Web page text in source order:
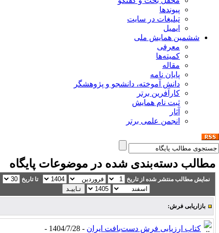
پیوندها
تبلیغات در سایت
ایمیل
ششمین همایش ملی
معرفی
کمیته‌ها
مقاله
پایان نامه
دانش آموخته، دانشجو و پژوهشگر
کارآفرین برتر
ثبت نام همایش
آثار
انجمن علمی برتر
دسته‌بندی شده در موضوعات پایگاه
نمایش مطالب منتشر شده از تاریخ تا تاریخ
بازاریابی فرش:
کتاب ارزیابی فرش دست‌بافت ایران - 1404/7/28 -